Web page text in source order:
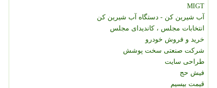
MIGT
آب شیرین کن - دستگاه آب شیرین کن
انتخابات مجلس ، کاندیدای مجلس
خرید و فروش خودرو
شرکت صنعتی سخت پوشش
طراحی سایت
فیش حج
قیمت بیسیم